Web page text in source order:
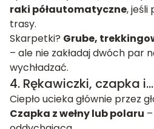
raki półautomatyczne, jeśli
trasy.
Skarpetki? Grube,
– ale nie zakładaj dwóch par
wychładzać.
4. Rękawiczki, czapka
Ciepło ucieka głównie przez
Czapka z wełny lub polaru